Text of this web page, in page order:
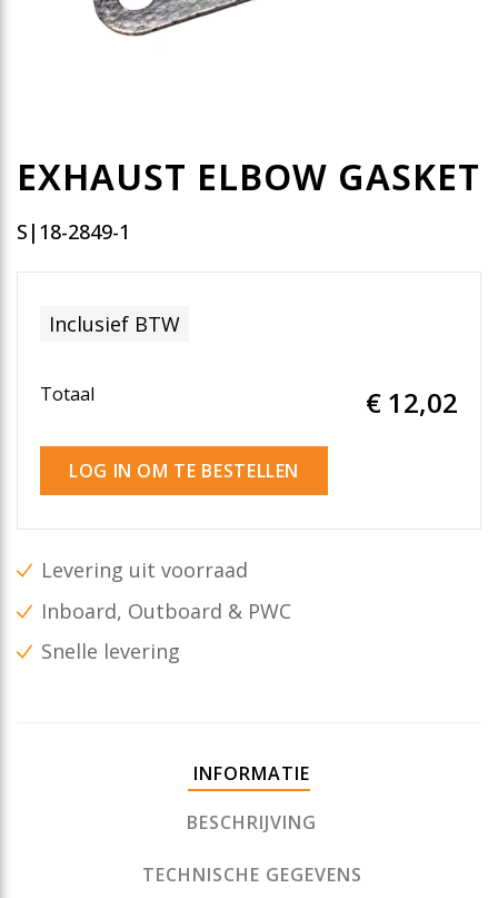
EXHAUST ELBOW GASKET
S|18-2849-1
Inclusief BTW
Totaal € 12,02
LOG IN OM TE BESTELLEN
Levering uit voorraad
Inboard, Outboard & PWC
Snelle levering
INFORMATIE
BESCHRIJVING
TECHNISCHE GEGEVENS